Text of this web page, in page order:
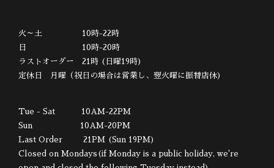
火～土 10時-22時
日 10時-20時
ラストオーダー 21時 (日曜19時)
定休日 月曜（祝日の場合は営業し、翌火曜に振替店休)
Tue - Sat 10AM-22PM
Sun 10AM-20PM
Last Order 21PM (Sun 19PM)
Closed on Mondays(if Monday is a public holiday, we're